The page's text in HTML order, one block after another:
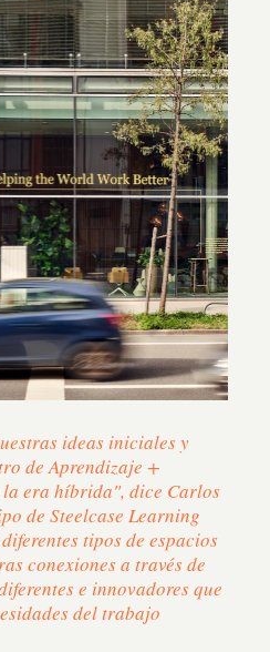
ideas iniciales y
de Aprendizaje +
era híbrida", dice Carlos
de Steelcase Learning
tipos de espacios
conexiones a través de
e innovadores que
del trabajo